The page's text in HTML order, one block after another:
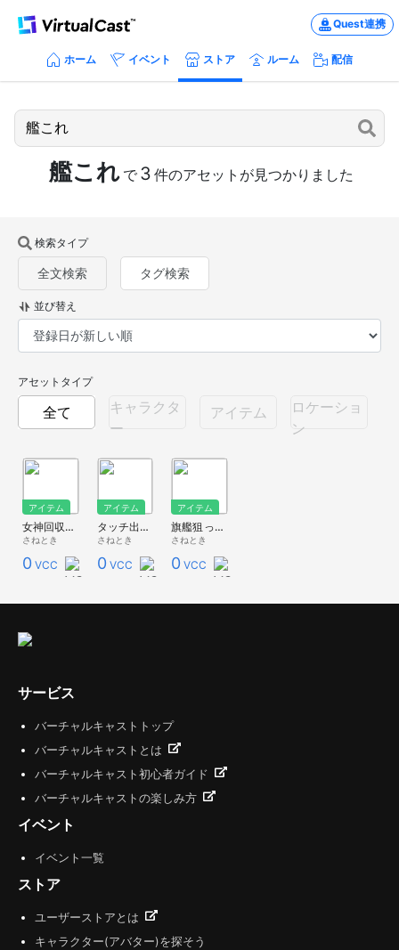
Quest連携
ホーム イベント ストア ルーム 配信
艦これ で 3 件のアセットが見つかりました
検索タイプ
全文検索 タグ検索
並び替え
アセットタイプ
全て
キャラクタ
ー
アイテム
ロケーショ
ン
アイテム
女神回収しないで うちわ
さねとき
0 VCC
アイテム
タッチ出して うちわ おねがいver
さねとき
0 VCC
アイテム
旗艦狙って！
さねとき
0 VCC
サービス
バーチャルキャストトップ
バーチャルキャストとは
バーチャルキャスト初心者ガイド
バーチャルキャストの楽しみ方
イベント
イベント一覧
ストア
ユーザーストアとは
キャラクター(アバター)を探そう